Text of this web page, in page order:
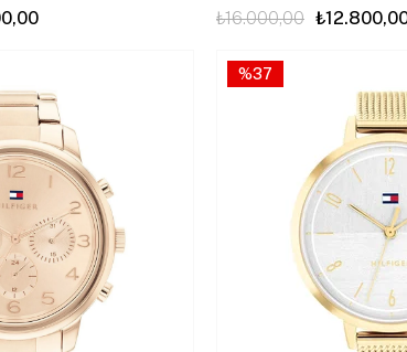
₺16.000,00
%37